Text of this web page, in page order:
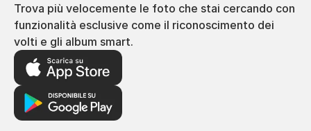
Trova più velocemente le foto che stai cercando con
funzionalità esclusive come il riconoscimento dei
volti e gli album smart.